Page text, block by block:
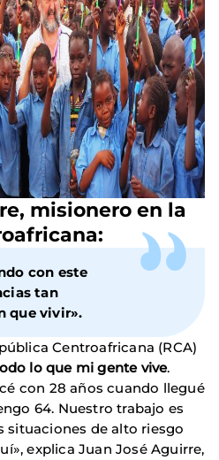
, misionero en la
con este
tan
que vivir».
Centroafricana (RCA)
lo que mi gente vive.
con 28 años cuando llegué
64. Nuestro trabajo es
situaciones de alto riesgo
explica Juan José Aguirre,